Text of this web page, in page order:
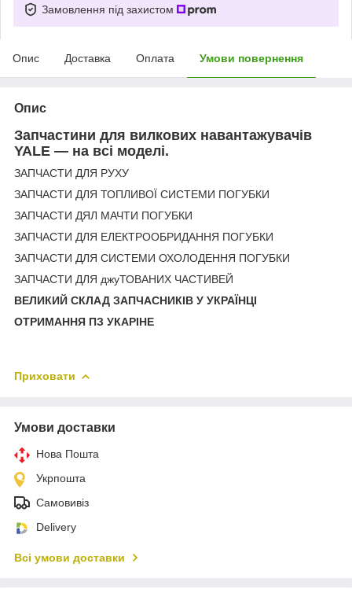
Замовлення під захистом
Опис Доставка Оплата Умови повернення
Опис
Запчастини для вилкових навантажувачів
YALE — на всі моделі.
ЗАПЧАСТИ ДЛЯ РУХУ
ЗАПЧАСТИ ДЛЯ ТОПЛИВОЇ СИСТЕМИ ПОГУБКИ
ЗАПЧАСТИ ДЯЛ МАЧТИ ПОГУБКИ
ЗАПЧАСТИ ДЛЯ ЕЛЕКТРООБРИДАННЯ ПОГУБКИ
ЗАПЧАСТИ ДЛЯ СИСТЕМИ ОХОЛОДЕННЯ ПОГУБКИ
ЗАПЧАСТИ ДЛЯ джуТОВАНИХ ЧАСТИВЕЙ
ВЕЛИКИЙ СКЛАД ЗАПЧАСНИКІВ У УКРАЇНЦІ
ОТРИМАННЯ ПЗ УКАРІНЕ
Приховати
Умови доставки
Нова Пошта
Укрпошта
Самовивіз
Delivery
Всі умови доставки